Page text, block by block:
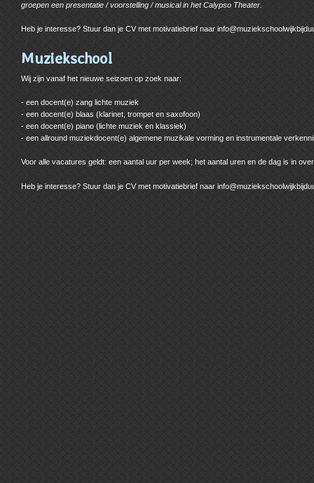
groepen een presentatie / voorstelling / musical in het Calypso Theater.
Heb je interesse? Stuur dan je CV met motivatiebrief naar
Muziekschool
Wij zijn vanaf het nieuwe seizoen op zoek naar:
- een docent(e) zang lichte muziek
- een docent(e) blaas (klarinet, trompet en saxofoon)
- een docent(e) piano (lichte muziek en klassiek)
- een allround muziekdocent(e) algemene muzikale vorming en instrumentale
Voor alle vacatures geldt: een aantal uur per week; het aantal uren en de dag is in
Heb je interesse? Stuur dan je CV met motivatiebrief naar